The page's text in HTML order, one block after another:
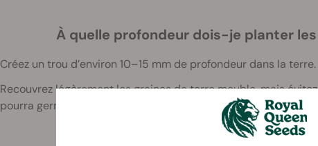
À quelle profondeur dois-je planter
Créez un trou d’environ 10–15 mm de profondeur dans la terre.
Recouvrez légèrement les graines de terre meuble, mais
pourra germer facilement sans trop de pression.